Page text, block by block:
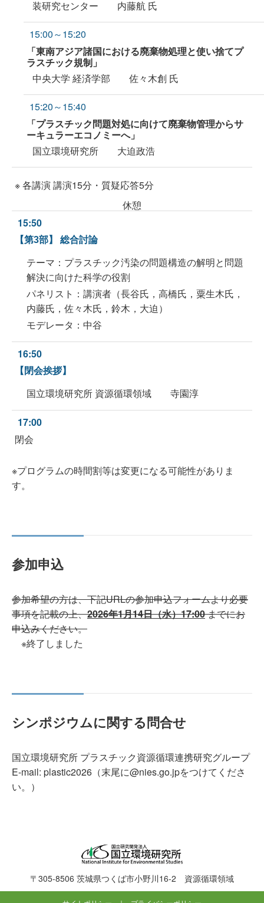
装研究センター 内藤航 氏
15:00～15:20
「東南アジア諸国における廃棄物処理と使い捨てプ
ラスチック規制」
中央大学 経済学部 佐々木創 氏
15:20～15:40
「プラスチック問題対処に向けて廃棄物管理からサ
ーキュラーエコノミーへ」
国立環境研究所 大迫政浩
※ 各講演 講演15分・質疑応答5分
休憩
15:50
【第3部】 総合討論
テーマ：プラスチック汚染の問題構造の解明と問題
解決に向けた科学の役割
パネリスト：講演者（長谷氏，高橋氏，粟生木氏，
内藤氏，佐々木氏，鈴木，大迫）
モデレータ：中谷
16:50
【閉会挨拶】
国立環境研究所 資源循環領域 寺園淳
17:00
閉会
※プログラムの時間割等は変更になる可能性がありま
す。
参加申込
参加希望の方は、下記URLの参加申込フォームより必要
事項を記載の上、2026年1月14日（水）17:00までにお
申込みください。
※終了しました
シンポジウムに関する問合せ
国立環境研究所 プラスチック資源循環連携研究グループ
E-mail: plastic2026（末尾に@nies.go.jpをつけてくださ
い。）
〒305-8506 茨城県つくば市小野川16-2 資源循環領域